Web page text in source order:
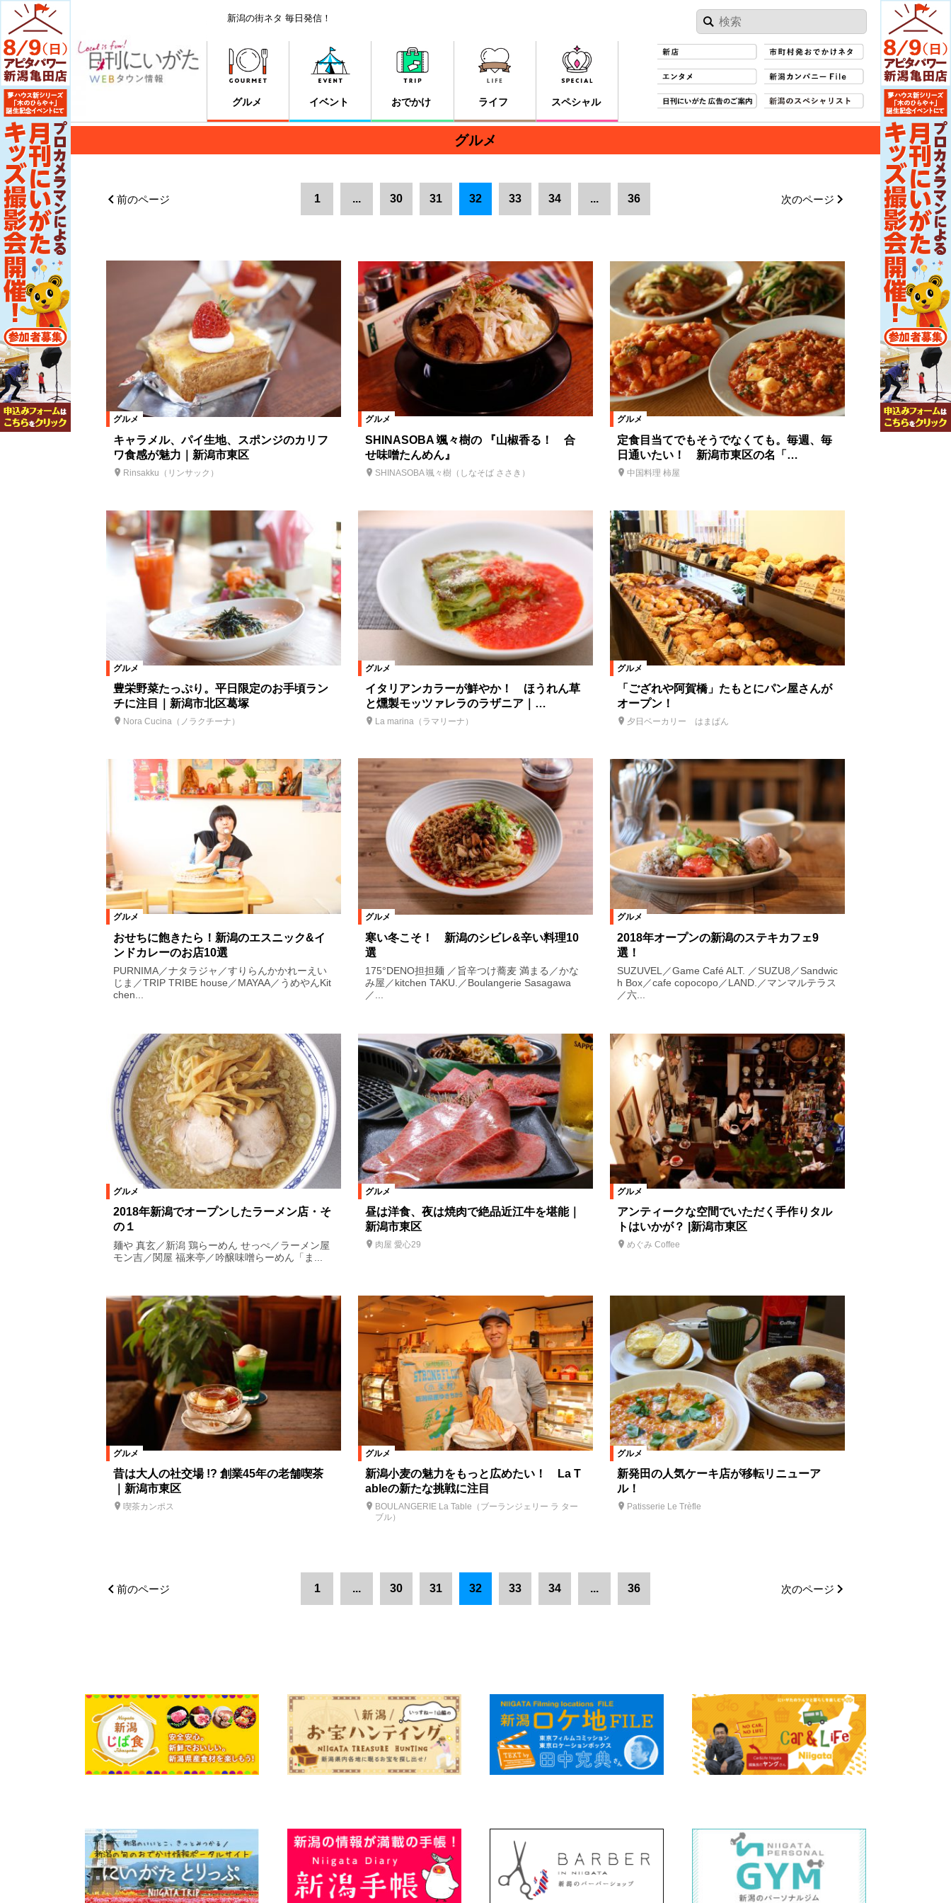
新潟の街ネタ 毎日発信！
グルメ イベント おでかけ ライフ スペシャル
グルメ
前のページ 1 ... 30 31 32 33 34 ... 36 次のページ
グルメ
キャラメル、パイ生地、スポンジのカリフ
ワ食感が魅力｜新潟市東区
Rinsakku（リンサック）
グルメ
SHINASOBA 颯々樹の 『山椒香る！ 合
せ味噌たんめん』
SHINASOBA 颯々樹（しなそば ささき）
グルメ
定食目当てでもそうでなくても。毎週、毎
日通いたい！ 新潟市東区の名「…
中国料理 柿屋
グルメ
豊栄野菜たっぷり。平日限定のお手頃ラン
チに注目｜新潟市北区葛塚
Nora Cucina（ノラクチーナ）
グルメ
イタリアンカラーが鮮やか！ ほうれん草
と燻製モッツァレラのラザニア｜…
La marina（ラマリーナ）
グルメ
「ござれや阿賀橋」たもとにパン屋さんが
オープン！
夕日ベーカリー はまぱん
グルメ
おせちに飽きたら！新潟のエスニック&イ
ンドカレーのお店10選
PURNIMA／ナタラジャ／すりらんかかれーえい
じま／TRIP TRIBE house／MAYAA／うめやんKit
chen...
グルメ
寒い冬こそ！ 新潟のシビレ&辛い料理10
選
175°DENO担担麺 ／旨辛つけ蕎麦 満まる／かな
み屋／kitchen TAKU.／Boulangerie Sasagawa
／...
グルメ
2018年オープンの新潟のステキカフェ9
選！
SUZUVEL／Game Café ALT. ／SUZU8／Sandwic
h Box／cafe copocopo／LAND.／マンマルテラス
／六...
グルメ
2018年新潟でオープンしたラーメン店・そ
の１
麺や 真玄／新潟 鶏らーめん せっぺ／ラーメン屋
モン吉／関屋 福来亭／吟醸味噌らーめん「ま...
グルメ
昼は洋食、夜は焼肉で絶品近江牛を堪能｜
新潟市東区
肉屋 愛心29
グルメ
アンティークな空間でいただく手作りタル
トはいかが？ |新潟市東区
めぐみ Coffee
グルメ
昔は大人の社交場 !? 創業45年の老舗喫茶
｜新潟市東区
喫茶カンポス
グルメ
新潟小麦の魅力をもっと広めたい！ La T
ableの新たな挑戦に注目
BOULANGERIE La Table（ブーランジェリー ラ ター
ブル）
グルメ
新発田の人気ケーキ店が移転リニューア
ル！
Patisserie Le Trèfle
前のページ 1 ... 30 31 32 33 34 ... 36 次のページ